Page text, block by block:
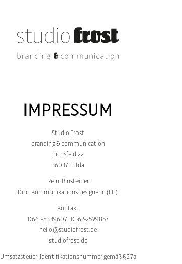
IMPRESSUM
Studio Frost
branding & communication
Eichsfeld 22
36037 Fulda
Reini Binsteiner
Dipl. Kommunikationsdesignerin (FH)
Kontakt
0661-8339607 | 0162-2599857
hello@studiofrost.de
studiofrost.de
Umsatzsteuer-Identifikationsnummer gemäß § 27a